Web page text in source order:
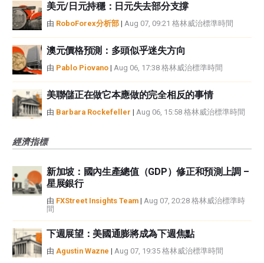
美元/日元持穩：日元失去部分支撐
由 RoboForex分析部 | Aug 07, 09:21 格林威治標準時間
澳元價格預測：多頭似乎迷失方向
由 Pablo Piovano | Aug 06, 17:38 格林威治標準時間
美聯儲正在做它本應做的完全相反的事情
由 Barbara Rockefeller | Aug 06, 15:58 格林威治標準時間
經濟指標
新加坡：國內生產總值（GDP）修正和預測上調 –
星展銀行
由 FXStreet Insights Team | Aug 07, 20:28 格林威治標準時
間
下週展望：美國通膨將成為下週焦點
由 Agustin Wazne | Aug 07, 19:35 格林威治標準時間